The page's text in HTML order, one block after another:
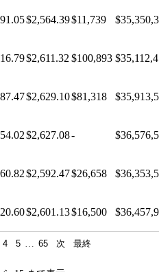
$2,564.39$11,739
$2,611.32 $100,893
$2,629.10$81,318
$2,627.08-
$2,592.47$26,658
$2,601.13$16,500
4 5 65 次 最終